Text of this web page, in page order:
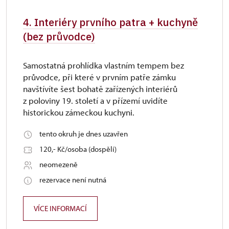
4. Interiéry prvního patra + kuchyně
(bez průvodce)
Samostatná prohlídka vlastním tempem bez
průvodce, při které v prvním patře zámku
navštívíte šest bohatě zařízených interiérů
z poloviny 19. století a v přízemí uvidíte
historickou zámeckou kuchyni.
tento okruh je dnes uzavřen
120,- Kč/osoba (dospělí)
neomezeně
rezervace není nutná
VÍCE INFORMACÍ